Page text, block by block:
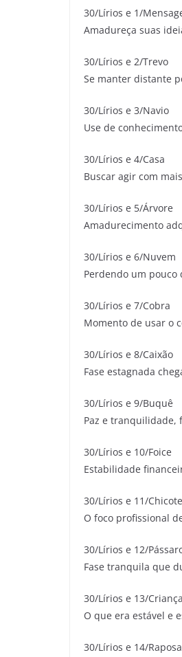
30/Lírios e 1/
Amadureça suas
30/Lírios e 2/Trevo
Se manter distante
30/Lírios e 3/Navio
Use de
30/Lírios e 4/Casa
Buscar agir com
30/Lírios e 5/Árvore
Amadurecimento
30/Lírios e 6/Nuvem
Perdendo um
30/Lírios e 7/Cobra
Momento de usar o
30/Lírios e 8/Caixão
Fase estagnada
30/Lírios e 9/Buquê
Paz e tranquilidade,
30/Lírios e 10/Foice
Estabilidade
30/Lírios e 11/Chicote
O foco profissional
30/Lírios e 12/
Fase tranquila que
30/Lírios e 13/Criança
O que era estável e
30/Lírios e 14/Raposa